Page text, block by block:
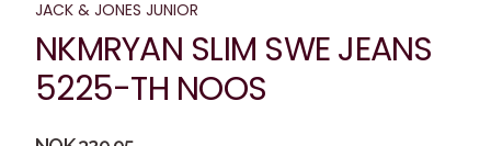
JACK & JONES JUNIOR
NKMRYAN SLIM SWE JEANS
5225-TH NOOS
Produktdetaljer